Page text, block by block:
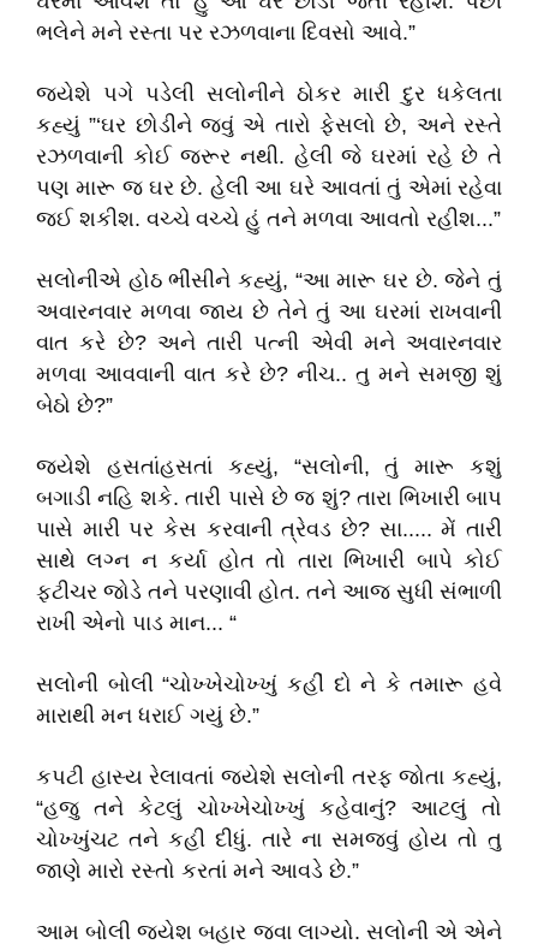
ભલેને મને રસ્તા પર રઝળવાના દિવસો આવે.”
જયેશે પગે પડેલી સલોનીને ઠોકર મારી દુર ધકેલતા
કહ્યું ”‘ઘર છોડીને જવું એ તારો ફેસલો છે, અને રસ્તે
રઝળવાની કોઈ જરૂર નથી. હેલી જે ઘરમાં રહે છે તે
પણ મારૂ જ ઘર છે. હેલી આ ઘરે આવતાં તું એમાં રહેવા
જઈ શકીશ. વચ્ચે વચ્ચે હું તને મળવા આવતો રહીશ...”
સલોનીએ હોઠ ભીંસીને કહ્યું, “આ મારૂ ઘર છે. જેને તું
અવારનવાર મળવા જાય છે તેને તું આ ઘરમાં રાખવાની
વાત કરે છે? અને તારી પત્ની એવી મને અવારનવાર
મળવા આવવાની વાત કરે છે? નીચ.. તુ મને સમજી શું
બેઠો છે?”
જયેશે હસતાંહસતાં કહ્યું, “સલોની, તું મારૂ કશું
બગાડી નહિ શકે. તારી પાસે છે જ શું? તારા ભિખારી બાપ
પાસે મારી પર કેસ કરવાની ત્રેવડ છે? સા..... મેં તારી
સાથે લગ્ન ન કર્યા હોત તો તારા ભિખારી બાપે કોઈ
ફટીચર જોડે તને પરણાવી હોત. તને આજ સુધી સંભાળી
રાખી એનો પાડ માન... “
સલોની બોલી “ચોખ્ખેચોખ્ખું કહીં દો ને કે તમારૂ હવે
મારાથી મન ધરાઈ ગયું છે.”
કપટી હાસ્ય રેલાવતાં જયેશે સલોની તરફ જોતા કહ્યું,
“હજુ તને કેટલું ચોખ્ખેચોખ્ખું કહેવાનું? આટલું તો
ચોખ્ખુંચટ તને કહી દીધું. તારે ના સમજવું હોય તો તુ
જાણે મારો રસ્તો કરતાં મને આવડે છે.”
આમ બોલી જયેશ બહાર જવા લાગ્યો. સલોની એ એને